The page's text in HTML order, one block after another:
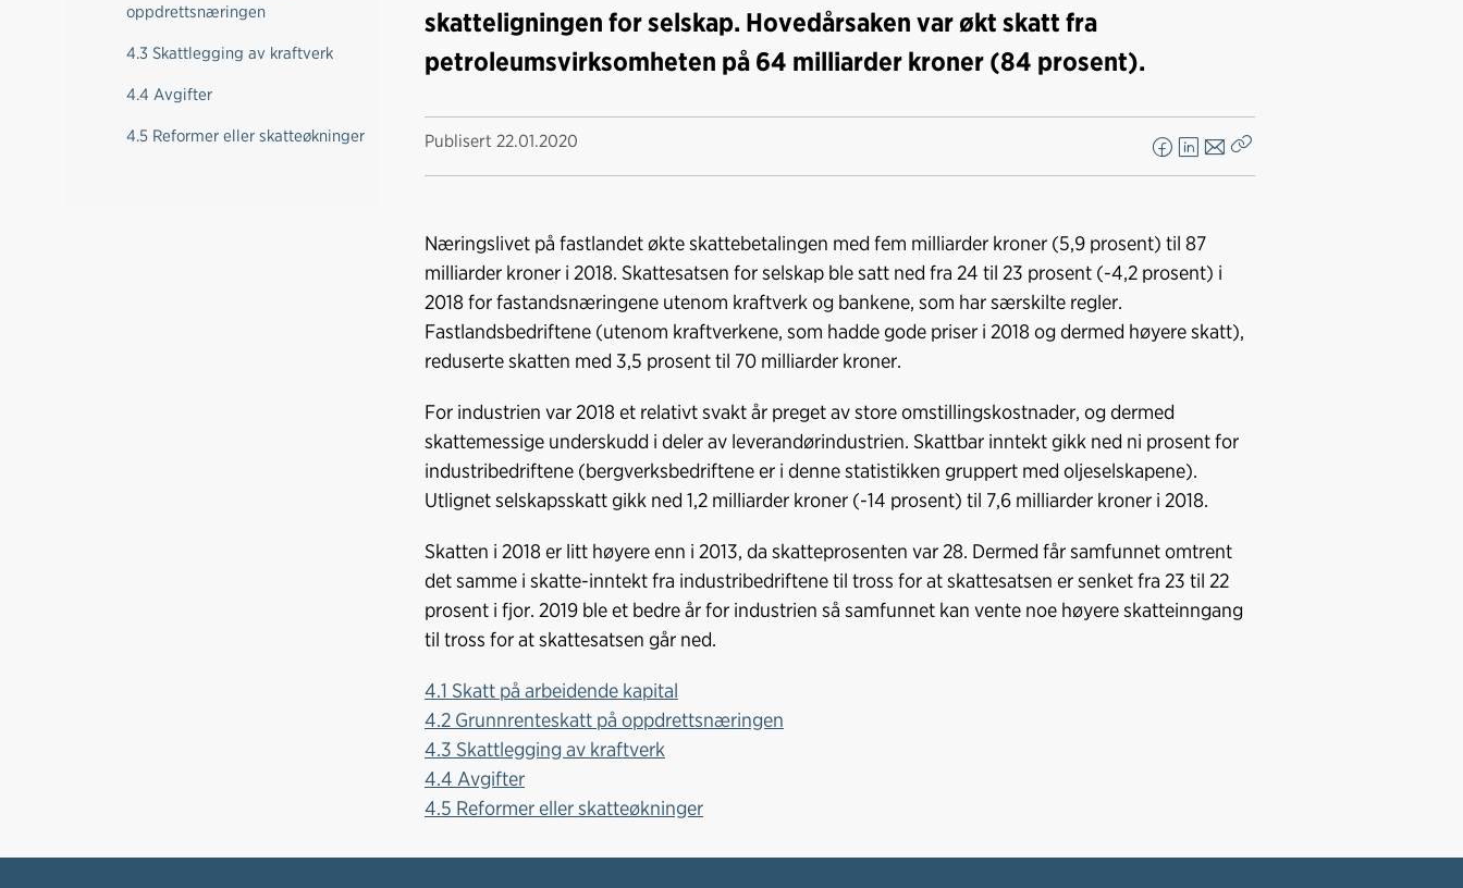
oppdrettsnæringen
4.3 Skattlegging av kraftverk
4.4 Avgifter
4.5 Reformer eller skatteøkninger
skatteligningen for selskap. Hovedårsaken var økt skatt fra
petroleumsvirksomheten på 64 milliarder kroner (84 prosent).
Publisert 22.01.2020
F
a
e
k
L
i
k
d
n
E
-
o
s
t
Næringslivet på fastlandet økte skattebetalingen med fem milliarder kroner (5,9 prosent) til 87
milliarder kroner i 2018. Skattesatsen for selskap ble satt ned fra 24 til 23 prosent (-4,2 prosent) i
2018 for fastandsnæringene utenom kraftverk og bankene, som har særskilte regler.
Fastlandsbedriftene (utenom kraftverkene, som hadde gode priser i 2018 og dermed høyere skatt),
reduserte skatten med 3,5 prosent til 70 milliarder kroner.
For industrien var 2018 et relativt svakt år preget av store omstillingskostnader, og dermed
skattemessige underskudd i deler av leverandørindustrien. Skattbar inntekt gikk ned ni prosent for
industribedriftene (bergverksbedriftene er i denne statistikken gruppert med oljeselskapene).
Utlignet selskapsskatt gikk ned 1,2 milliarder kroner (-14 prosent) til 7,6 milliarder kroner i 2018.
Skatten i 2018 er litt høyere enn i 2013, da skatteprosenten var 28. Dermed får samfunnet omtrent
det samme i skatte-inntekt fra industribedriftene til tross for at skattesatsen er senket fra 23 til 22
prosent i fjor. 2019 ble et bedre år for industrien så samfunnet kan vente noe høyere skatteinngang
til tross for at skattesatsen går ned.
4.1 Skatt på arbeidende kapital
4.2 Grunnrenteskatt på oppdrettsnæringen
4.3 Skattlegging av kraftverk
4.4 Avgifter
4.5 Reformer eller skatteøkninger